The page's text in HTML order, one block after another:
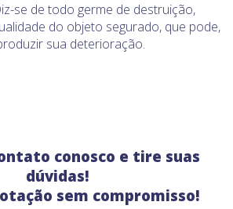
se de todo germe de destruição,
do objeto segurado, que pode,
sua deterioração.
conosco e tire suas
dúvidas!
sem compromisso!